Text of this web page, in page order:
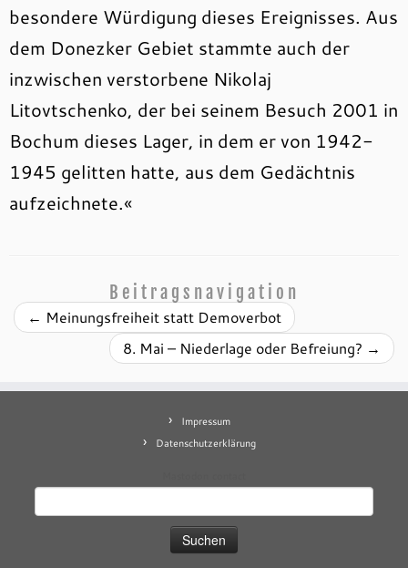
besondere Würdigung dieses Ereignisses. Aus
dem Donezker Gebiet stammte auch der
inzwischen verstorbene Nikolaj
Litovtschenko, der bei seinem Besuch 2001 in
Bochum dieses Lager, in dem er von 1942-
1945 gelitten hatte, aus dem Gedächtnis
aufzeichnete.«
Beitragsnavigation
← Meinungsfreiheit statt Demoverbot
8. Mai – Niederlage oder Befreiung? →
Impressum
Datenschutzerklärung